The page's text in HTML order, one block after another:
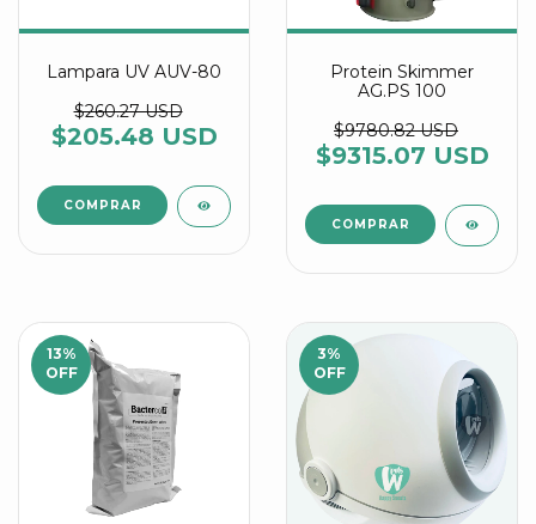
Lampara UV AUV-80
$260.27 USD
$205.48 USD
Protein Skimmer
AG.PS 100
$9780.82 USD
$9315.07 USD
13%
OFF
3%
OFF